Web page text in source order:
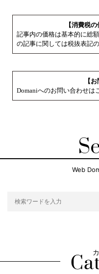
【消費税
記事内の価格は基本的に総
の記事に関しては税抜表記
【
Domaniへのお問い合わせは
Web